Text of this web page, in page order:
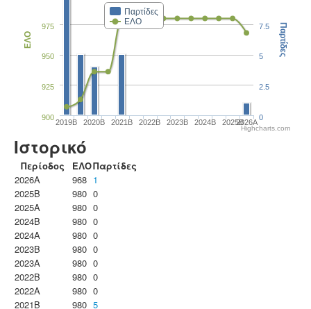
Παρτίδες
ΕΛΟ
2019B 2020B 2021B 2022B 2023B 2024B 2025B2026A
900
925
950
975
ΕΛΟ
0
2.5
5
7.5 Παρτίδες
Highcharts.com
Ιστορικό
Περίοδος ΕΛΟΠαρτίδες
2026A
968 1
2025B
980 0
2025A
980 0
2024B
980 0
2024A
980 0
2023B
980 0
2023Α
980 0
2022B
980 0
2022A
980 0
2021B
980 5